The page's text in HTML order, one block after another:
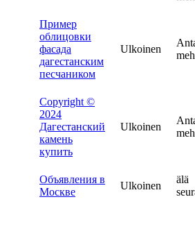
Пример
облицовки
фасада
дагестанским
песчаником
Ulkoinen
Copyright ©
2024
Дагестанский
камень
купить
Ulkoinen
Объявления в
Москве
Ulkoinen
älä